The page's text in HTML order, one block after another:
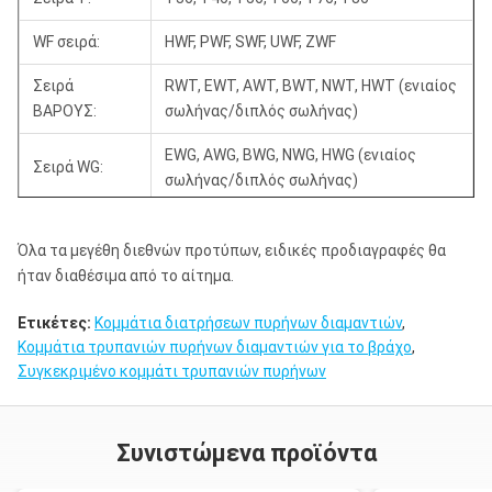
WF σειρά: HWF, PWF, SWF, UWF, ZWF
Σειρά
ΒΑΡΟΥΣ:
RWT, EWT, AWT, BWT, NWT, HWT (ενιαίος
σωλήνας/διπλός σωλήνας)
Σειρά WG:
EWG, AWG, BWG, NWG, HWG (ενιαίος
σωλήνας/διπλός σωλήνας)
T2/T6 σειρά:
T256, T266, T276, T286, T2101 T676,
Σειρά LTK: LTK48, LTK60
Σειρά MLC: BMLC, NMLC, HMLC, PMLC
ATW, BTW, NTW, HTW
Όλα τα μεγέθη διεθνών προτύπων, ειδικές προδιαγραφές θα
ήταν διαθέσιμα από το αίτημα.
Ετικέτες: Κομμάτια διατρήσεων πυρήνων διαμαντιών,
Κομμάτια τρυπανιών πυρήνων διαμαντιών για το βράχο,
Συγκεκριμένο κομμάτι τρυπανιών πυρήνων
Συνιστώμενα προϊόντα